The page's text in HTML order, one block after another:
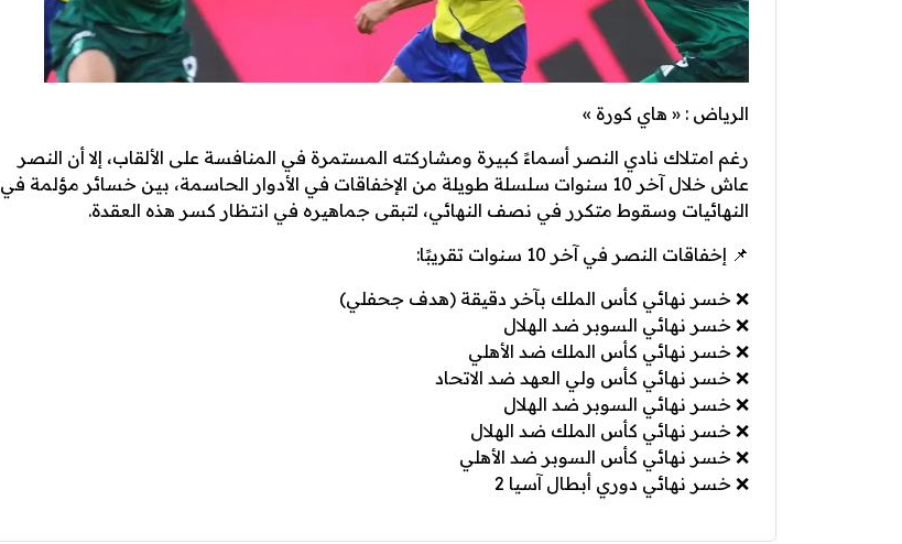
الرياض : « هاي كورة »
رغم امتلاك نادي النصر أسماءً كبيرة ومشاركته المستمرة في المنافسة على الألقاب، إلا أن النصر
عاش خلال آخر 10 سنوات سلسلة طويلة من الإخفاقات في الأدوار الحاسمة، بين خسائر مؤلمة في
النهائيات وسقوط متكرر في نصف النهائي، لتبقى جماهيره في انتظار كسر هذه العقدة.
📌 إخفاقات النصر في آخر 10 سنوات تقريبًا:
❌ خسر نهائي كأس الملك بآخر دقيقة (هدف جحفلي)
❌ خسر نهائي السوبر ضد الهلال
❌ خسر نهائي كأس الملك ضد الأهلي
❌ خسر نهائي كأس ولي العهد ضد الاتحاد
❌ خسر نهائي السوبر ضد الهلال
❌ خسر نهائي كأس الملك ضد الهلال
❌ خسر نهائي كأس السوبر ضد الأهلي
❌ خسر نهائي دوري أبطال آسيا 2